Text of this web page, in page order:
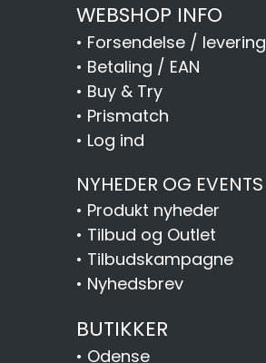
WEBSHOP INFO
• Forsendelse / levering
• Betaling / EAN
• Buy & Try
• Prismatch
• Log ind
NYHEDER OG EVENTS
• Produkt nyheder
• Tilbud og Outlet
• Tilbudskampagne
• Nyhedsbrev
BUTIKKER
• Odense